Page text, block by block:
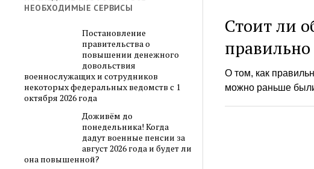
НЕОБХОДИМЫЕ СЕРВИСЫ
Постановление
правительства о
повышении денежного
довольствия
военнослужащих и сотрудников
некоторых федеральных ведомств с 1
октября 2026 года
Доживём до
понедельника! Когда
дадут военные пенсии за
август 2026 года и будет ли
она повышенной?
Стоит ли
О том, как
можно раньше